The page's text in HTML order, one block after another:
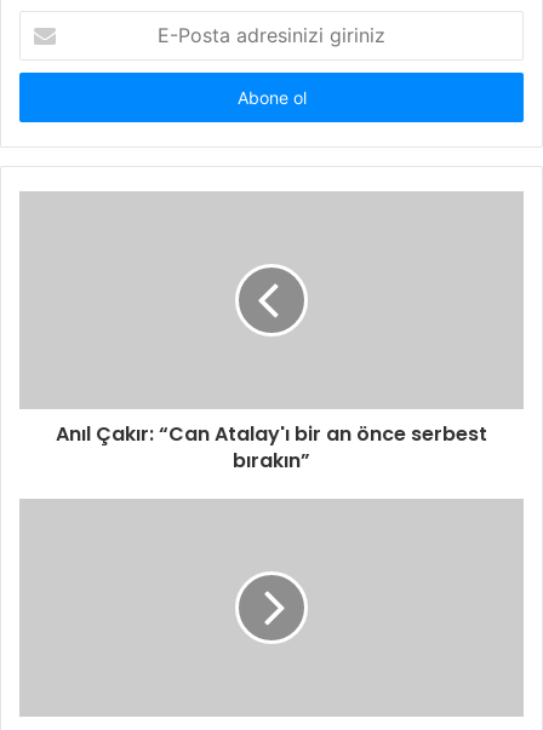
Posta
adresinizi
Anıl Çakır: “Can Atalay'ı bir an önce serbest
bırakın”